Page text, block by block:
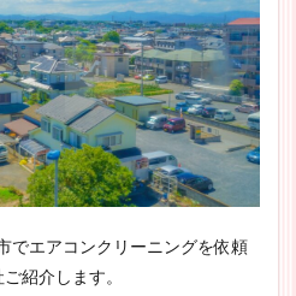
でエアコンクリーニングを依頼
紹介します。